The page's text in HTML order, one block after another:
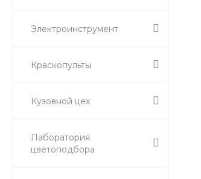
Электроинструмент
Краскопульты
Кузовной цех
Лаборатория
цветоподбора